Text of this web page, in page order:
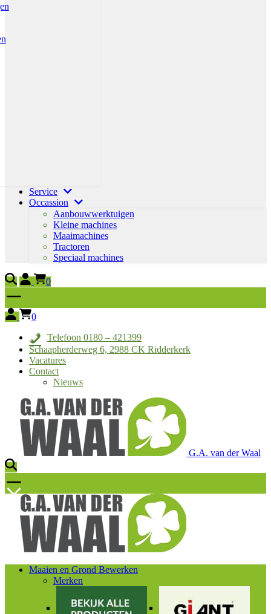
Service
Occassion
Aanbouwwerktuigen
Kleine machines
Maaimachines
Tractoren
Speciaal machines
0
0
Telefoon 0180 – 421399
Schaapherderweg 6, 2988 CK Ridderkerk
Vacatures
Contact
Nieuws
G.A. van der Waal
Maaien en Grond Bewerken
Merken